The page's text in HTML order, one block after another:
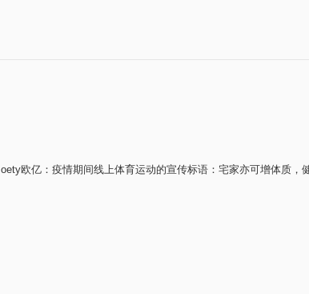
oety欧亿：疫情期间线上体育运动的宣传标语：宅家亦可增体质，